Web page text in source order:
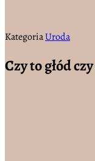
KategoriaUroda
Czy to głód